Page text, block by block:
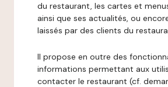
du restaurant, les cartes et
ainsi que ses actualités, ou
laissés par des clients du
Il propose en outre des
informations permettant aux
contacter le restaurant (cf.